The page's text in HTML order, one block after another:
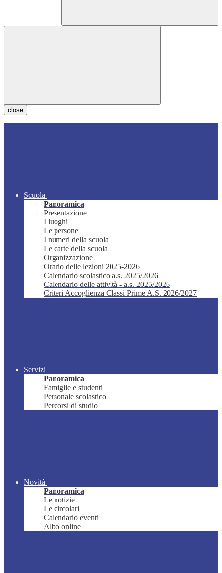
close
Scuola
Panoramica
Presentazione
I luoghi
Le persone
I numeri della scuola
Le carte della scuola
Organizzazione
Orario delle lezioni 2025-2026
Calendario scolastico a.s. 2025/2026
Calendario delle attività - a.s. 2025/2026
Criteri Accoglienza Classi Prime A.S. 2026/2027
Servizi
Panoramica
Famiglie e studenti
Personale scolastico
Percorsi di studio
Novità
Panoramica
Le notizie
Le circolari
Calendario eventi
Albo online